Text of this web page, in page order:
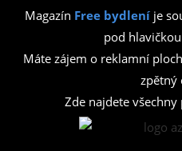
Magazín Free bydlení je
pod hlavičkou
Máte zájem o reklamní
zpětný
Zde najdete